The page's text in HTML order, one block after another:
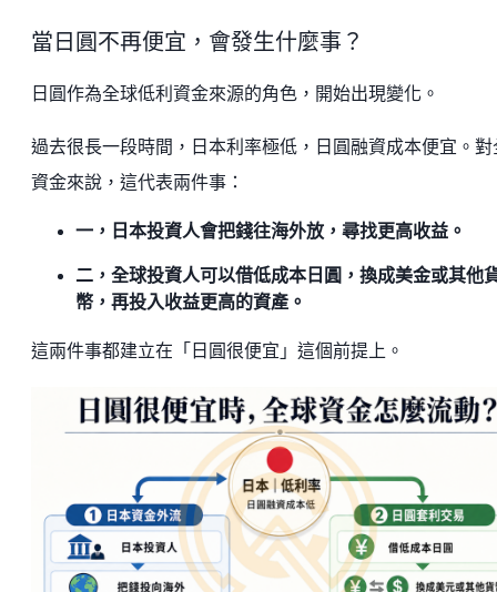
當日圓不再便宜，會發生什麼事？
日圓作為全球低利資金來源的角色，開始出現變化。
過去很長一段時間，日本利率極低，日圓融資成本便宜。對
資金來說，這代表兩件事：
一，日本投資人會把錢往海外放，尋找更高收益。
二，全球投資人可以借低成本日圓，換成美金或其他
幣，再投入收益更高的資產。
這兩件事都建立在「日圓很便宜」這個前提上。